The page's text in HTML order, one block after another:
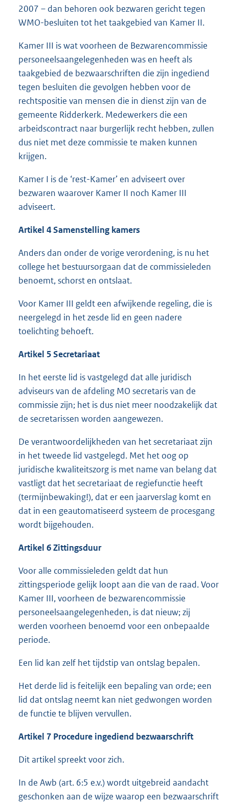
2007 – dan behoren ook bezwaren gericht tegen
WMO-besluiten tot het taakgebied van Kamer II.
Kamer III is wat voorheen de Bezwarencommissie
personeelsaangelegenheden was en heeft als
taakgebied de bezwaarschriften die zijn ingediend
tegen besluiten die gevolgen hebben voor de
rechtspositie van mensen die in dienst zijn van de
gemeente Ridderkerk. Medewerkers die een
arbeidscontract naar burgerlijk recht hebben, zullen
dus niet met deze commissie te maken kunnen
krijgen.
Kamer I is de ‘rest-Kamer’ en adviseert over
bezwaren waarover Kamer II noch Kamer III
adviseert.
Artikel 4 Samenstelling kamers
Anders dan onder de vorige verordening, is nu het
college het bestuursorgaan dat de commissieleden
benoemt, schorst en ontslaat.
Voor Kamer III geldt een afwijkende regeling, die is
neergelegd in het zesde lid en geen nadere
toelichting behoeft.
Artikel 5 Secretariaat
In het eerste lid is vastgelegd dat alle juridisch
adviseurs van de afdeling MO secretaris van de
commissie zijn; het is dus niet meer noodzakelijk dat
de secretarissen worden aangewezen.
De verantwoordelijkheden van het secretariaat zijn
in het tweede lid vastgelegd. Met het oog op
juridische kwaliteitszorg is met name van belang dat
vastligt dat het secretariaat de regiefunctie heeft
(termijnbewaking!), dat er een jaarverslag komt en
dat in een geautomatiseerd systeem de procesgang
wordt bijgehouden.
Artikel 6 Zittingsduur
Voor alle commissieleden geldt dat hun
zittingsperiode gelijk loopt aan die van de raad. Voor
Kamer III, voorheen de bezwarencommissie
personeelsaangelegenheden, is dat nieuw; zij
werden voorheen benoemd voor een onbepaalde
periode.
Een lid kan zelf het tijdstip van ontslag bepalen.
Het derde lid is feitelijk een bepaling van orde; een
lid dat ontslag neemt kan niet gedwongen worden
de functie te blijven vervullen.
Artikel 7 Procedure ingediend bezwaarschrift
Dit artikel spreekt voor zich.
In de Awb (art. 6:5 e.v.) wordt uitgebreid aandacht
geschonken aan de wijze waarop een bezwaarschrift